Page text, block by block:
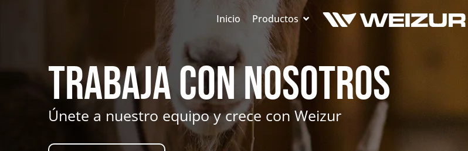
Inicio Productos
Trabaja con Nosotros
Únete a nuestro equipo y crece con Weizur